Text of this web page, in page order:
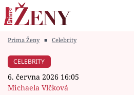
Módní alarm
Prima Ženy ■ Celebrity
CELEBRITY
6. června 2026 16:05
Michaela Vlčková